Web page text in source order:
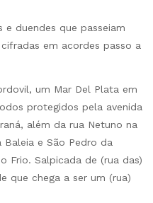
e duendes que passeiam
em acordes passo a
um Mar Del Plata em
protegidos pela avenida
além da rua Netuno na
Baleia e São Pedro da
Frio. Salpicada de (rua das)
que chega a ser um (rua)